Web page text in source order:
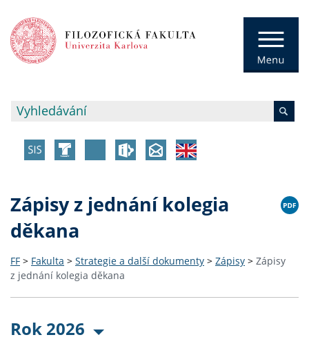
Zápisy z jednání kolegia
děkana
FF > Fakulta > Strategie a další dokumenty > Zápisy > Zápisy
z jednání kolegia děkana
Rok 2026